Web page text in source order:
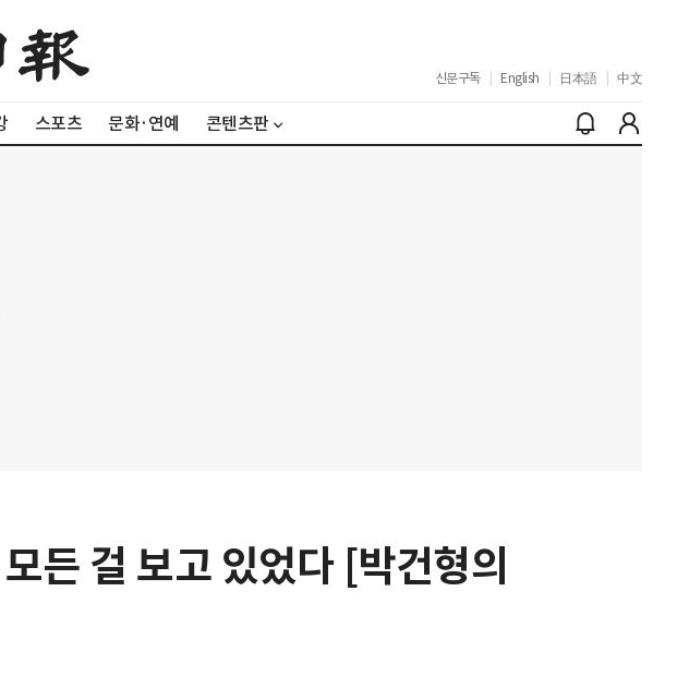
신문구독 English 日本語 中文
스포츠 문화·연예 콘텐츠판
든 걸 보고 있었다 [박건형의